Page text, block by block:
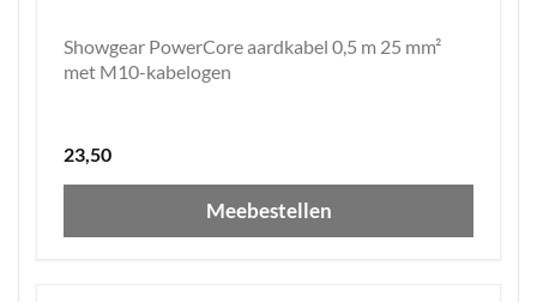
Showgear PowerCore aardkabel 0,5 m 25 mm²
met M10-kabelogen
23,50
Meebestellen